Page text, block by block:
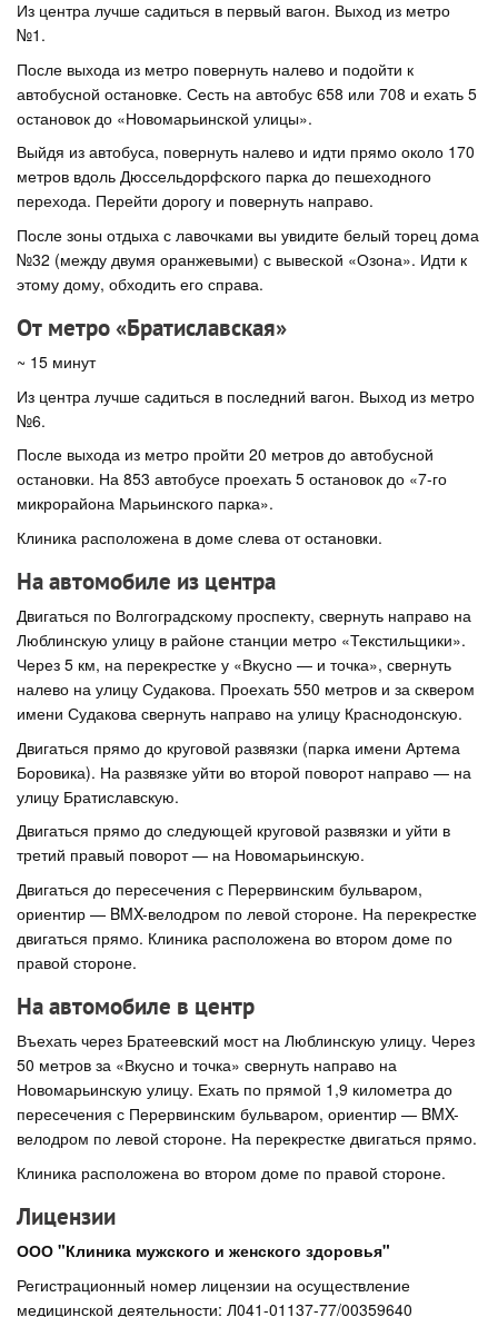
Из центра лучше садиться в первый вагон. Выход из метро
№1.
После выхода из метро повернуть налево и подойти к
автобусной остановке. Сесть на автобус 658 или 708 и ехать 5
остановок до «Новомарьинской улицы».
Выйдя из автобуса, повернуть налево и идти прямо около 170
метров вдоль Дюссельдорфского парка до пешеходного
перехода. Перейти дорогу и повернуть направо.
После зоны отдыха с лавочками вы увидите белый торец дома
№32 (между двумя оранжевыми) с вывеской «Озона». Идти к
этому дому, обходить его справа.
От метро «Братиславская»
~ 15 минут
Из центра лучше садиться в последний вагон. Выход из метро
№6.
После выхода из метро пройти 20 метров до автобусной
остановки. На 853 автобусе проехать 5 остановок до «7-го
микрорайона Марьинского парка».
Клиника расположена в доме слева от остановки.
На автомобиле из центра
Двигаться по Волгоградскому проспекту, свернуть направо на
Люблинскую улицу в районе станции метро «Текстильщики».
Через 5 км, на перекрестке у «Вкусно — и точка», свернуть
налево на улицу Судакова. Проехать 550 метров и за сквером
имени Судакова свернуть направо на улицу Краснодонскую.
Двигаться прямо до круговой развязки (парка имени Артема
Боровика). На развязке уйти во второй поворот направо — на
улицу Братиславскую.
Двигаться прямо до следующей круговой развязки и уйти в
третий правый поворот — на Новомарьинскую.
Двигаться до пересечения с Перервинским бульваром,
ориентир — BMX-велодром по левой стороне. На перекрестке
двигаться прямо. Клиника расположена во втором доме по
правой стороне.
На автомобиле в центр
Въехать через Братеевский мост на Люблинскую улицу. Через
50 метров за «Вкусно и точка» свернуть направо на
Новомарьинскую улицу. Ехать по прямой 1,9 километра до
пересечения с Перервинским бульваром, ориентир — BMX-
велодром по левой стороне. На перекрестке двигаться прямо.
Клиника расположена во втором доме по правой стороне.
Лицензии
ООО "Клиника мужского и женского здоровья"
Регистрационный номер лицензии на осуществление
медицинской деятельности: Л041-01137-77/00359640